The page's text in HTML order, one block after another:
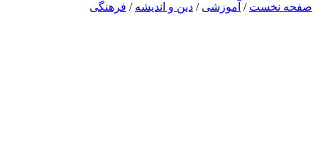
صفحه نخست / آموزشی / دین و اندیشه / فرهنگی